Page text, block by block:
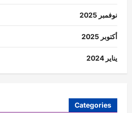
نوفمبر 2025
أكتوبر 2025
يناير 2024
Categories